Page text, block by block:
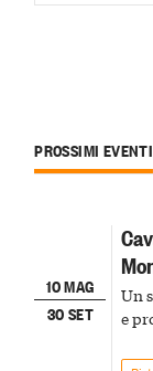
PROSSIMI EVENTI
10 MAG
30 SET
Un
e